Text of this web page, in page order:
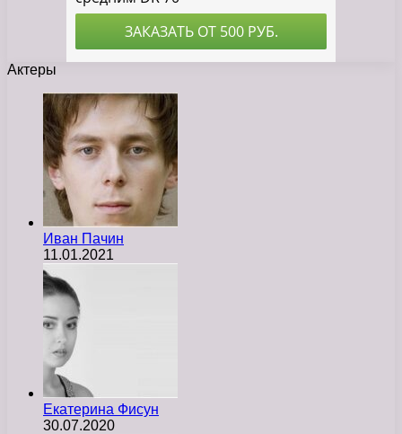
Актеры
Иван Пачин
11.01.2021
Екатерина Фисун
30.07.2020